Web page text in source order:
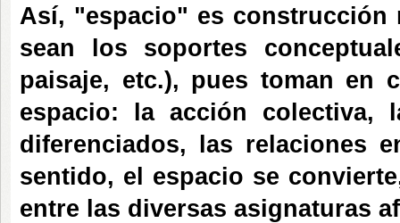
Así, "espacio" es construcción
sean los soportes
paisaje, etc.), pues toman en
espacio: la acción colectiva,
diferenciados, las relaciones
sentido, el espacio se
entre las diversas asignaturas